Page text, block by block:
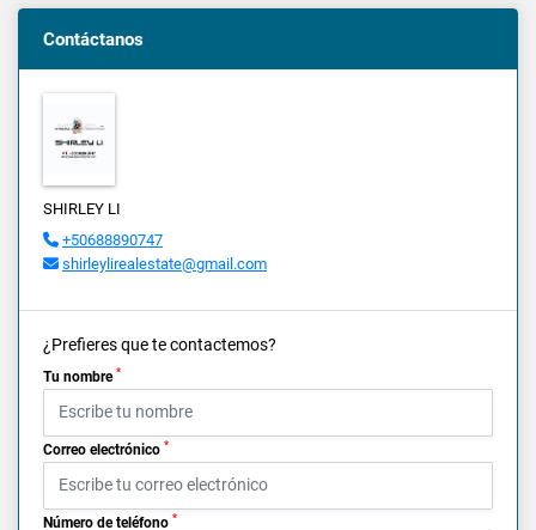
Contáctanos
SHIRLEY LI
+50688890747
shirleylirealestate@gmail.com
¿Prefieres que te contactemos?
Tu nombre *
Correo electrónico *
Número de teléfono *